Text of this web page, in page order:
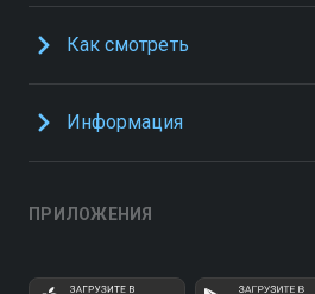
Как смотреть
Информация
ПРИЛОЖЕНИЯ